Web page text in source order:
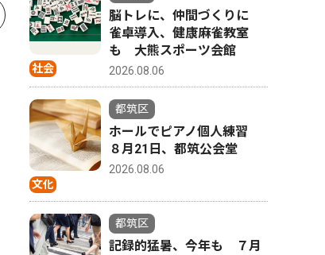
社会
脳トレに、仲間づくりに
雀卓導入、健康麻雀教室
も 大熊スポーツ会館
2026.08.06
文化
都筑区
ホールでピアノ個人練習
８月21日、都筑公会堂
2026.08.06
都筑区
記録的猛暑、今年も ７月